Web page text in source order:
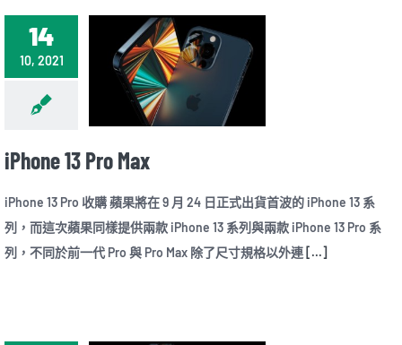
14
10, 2021
iPhone 13 Pro Max
iPhone 13 Pro 收購 蘋果將在 9 月 24 日正式出貨首波的 iPhone 13 系
列，而這次蘋果同樣提供兩款 iPhone 13 系列與兩款 iPhone 13 Pro 系
列，不同於前一代 Pro 與 Pro Max 除了尺寸規格以外連 [...]